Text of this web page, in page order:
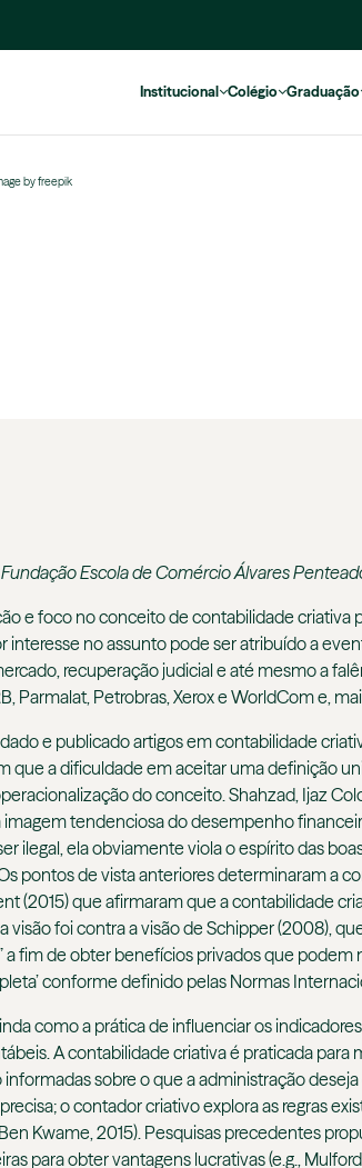
Institucional Colégio Graduação
by freepik
Escola de Comércio Álvares
e foco no conceito de contabilidade
interesse no assunto pode ser atribuído a
recuperação judicial e até mesmo a
Parmalat, Petrobras, Xerox e WorldCom e,
e publicado artigos em contabilidade
que a dificuldade em aceitar uma definição
do conceito. Shahzad, Ijaz
tendenciosa do desempenho
ilegal, ela obviamente viola o espírito das
pontos de vista anteriores determinaram a
(2015) que afirmaram que a contabilidade
foi contra a visão de Schipper (2008),
a fim de obter benefícios privados que
conforme definido pelas Normas
como a prática de influenciar os
A contabilidade criativa é praticada
informadas sobre o que a administração
o contador criativo explora as regras
Kwame, 2015). Pesquisas precedentes
para obter vantagens lucrativas (e.g.,